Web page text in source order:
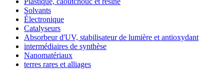
Solvants
Électronique
Catalyseurs
Absorbeur d'UV, stabilisateur de lumière et antioxydant
intermédiaires de synthèse
Nanomatériaux
terres rares et alliages